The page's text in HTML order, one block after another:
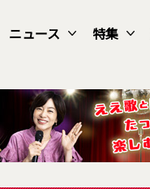
ニュース 特集